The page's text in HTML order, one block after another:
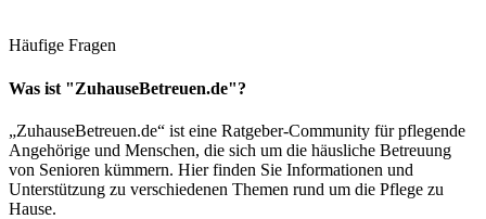
Häufige Fragen
Was ist "ZuhauseBetreuen.de"?
„ZuhauseBetreuen.de“ ist eine Ratgeber-Community für pflegende
Angehörige und Menschen, die sich um die häusliche Betreuung
von Senioren kümmern. Hier finden Sie Informationen und
Unterstützung zu verschiedenen Themen rund um die Pflege zu
Hause.